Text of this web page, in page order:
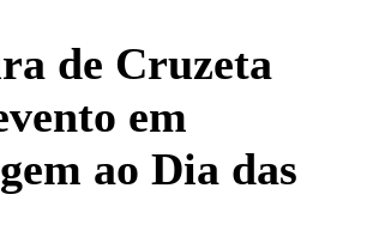
de Cruzeta
em
ao Dia das